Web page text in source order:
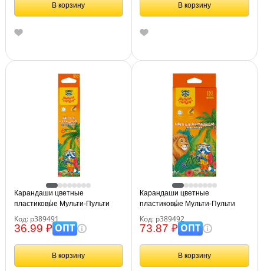
В корзину В корзину
Карандаши цветные
пластиковые Мульти-Пульти
шестигран., заточен., картон,
европодвес
Код: р389491
36.99 ₽ОПТ
В корзину
Карандаши цветные
пластиковые Мульти-Пульти
шестигран., заточен., картон,
европодвес
Код: р389492
73.87 ₽ОПТ
В корзину